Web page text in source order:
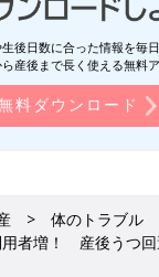
後日数に合った情報を毎
産後まで長く使える無料
料ダウンロード
体のトラブル
者増！ 産後うつ